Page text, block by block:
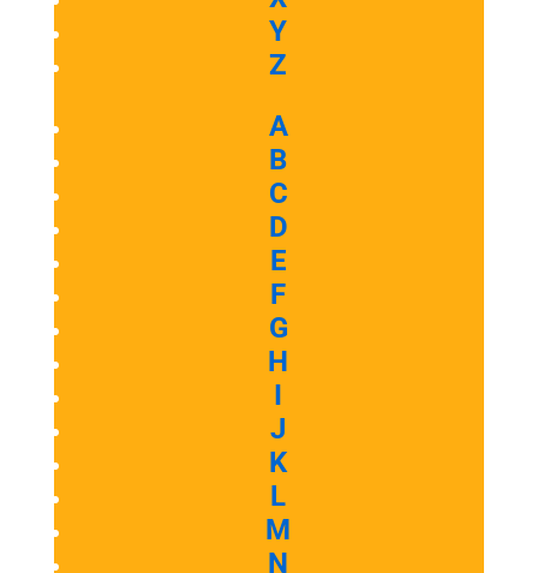
Y
Z
A
B
C
D
E
F
G
H
I
J
K
L
M
N